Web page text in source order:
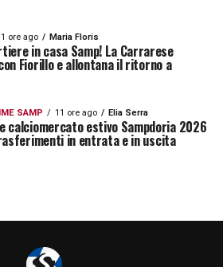
U
n post condiviso da U.C. Sampdoria (@sampdoria)
NOSTRE TOP NEWS
ore ago Maria Floris
in casa Samp! La Carrarese
Fiorillo e allontana il ritorno a
SAMP 11 ore ago Elia Serra
calciomercato estivo Sampdoria 2026
in entrata e in uscita